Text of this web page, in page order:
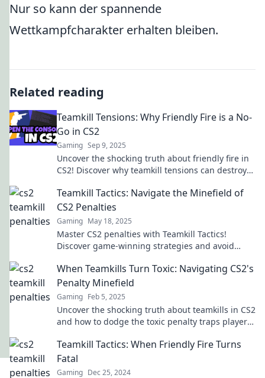
Nur so kann der spannende
Wettkampfcharakter erhalten bleiben.
Related reading
Teamkill Tensions: Why Friendly Fire is a No-
Go in CS2
Gaming Sep 9, 2025
Uncover the shocking truth about friendly fire in
CS2! Discover why teamkill tensions can destroy
Teamkill Tactics: Navigate the Minefield of
CS2 Penalties
Gaming May 18, 2025
Master CS2 penalties with Teamkill Tactics!
Discover game-winning strategies and avoid
When Teamkills Turn Toxic: Navigating CS2's
Penalty Minefield
Gaming Feb 5, 2025
Uncover the shocking truth about teamkills in CS2
and how to dodge the toxic penalty traps players
Teamkill Tactics: When Friendly Fire Turns
Fatal
Gaming Dec 25, 2024